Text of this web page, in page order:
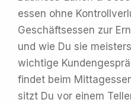
essen ohne
Geschäftsessen zur
und wie Du sie
wichtige
findet beim
sitzt Du vor einem